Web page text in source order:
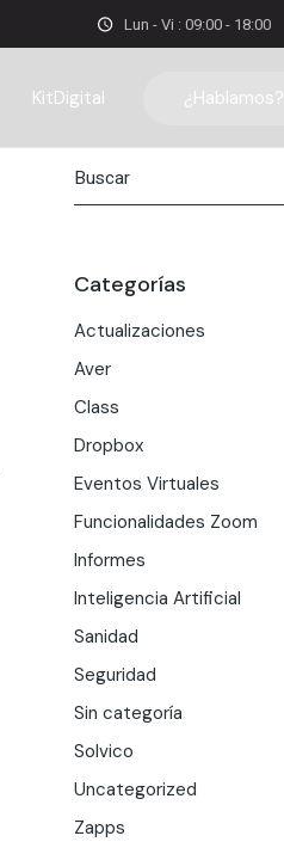
Lun - Vi : 09:00 - 18:00
KitDigital ¿Hablamos?
Categorías
Actualizaciones
Aver
Class
Dropbox
Eventos Virtuales
Funcionalidades Zoom
Informes
Inteligencia Artificial
Sanidad
Seguridad
Sin categoría
Solvico
Uncategorized
Zapps